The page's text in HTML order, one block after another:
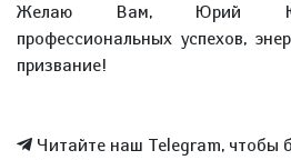
Желаю Вам, Юрий
профессиональных успехов,
призвание!
Читайте наш Telegram, чтобы